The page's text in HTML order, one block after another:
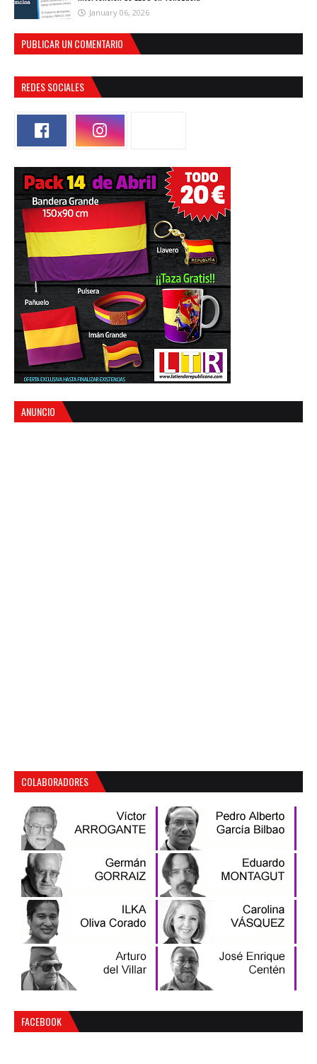
January 06, 2026
PUBLICAR UN COMENTARIO
REDES SOCIALES
ANUNCIO
COLABORADORES
FACEBOOK